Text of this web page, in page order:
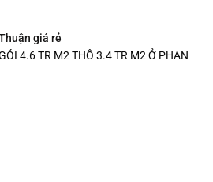
giá rẻ
4.6 TR M2 THÔ 3.4 TR M2 Ở PHAN